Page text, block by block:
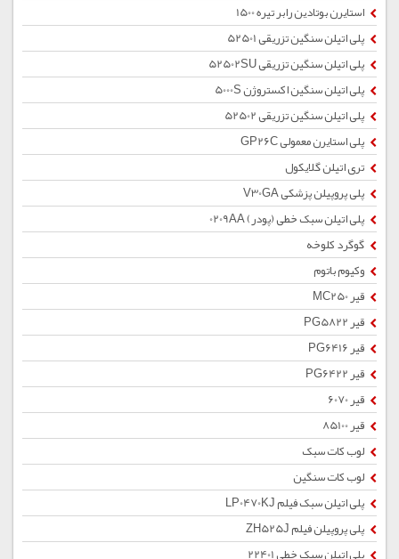
استایرن بوتادین رابر تیره 1500
پلی اتیلن سنگین تزریقی 52501
پلی اتیلن سنگین تزریقی 52502SU
پلی اتیلن سنگین اکستروژن 5000S
پلی اتیلن سنگین تزریقی 52502
پلی استایرن معمولی GP26C
تری اتیلن گلایکول
پلی پروپیلن پزشکی V30GA
پلی اتیلن سبک خطی (پودر) 0209AA
گوگرد کلوخه
وکیوم باتوم
قیر MC250
قیر PG5822
قیر PG6416
قیر PG6422
قیر 6070
قیر 85100
لوب کات سبک
لوب کات سنگین
پلی اتیلن سبک فیلم LP0470KJ
پلی پروپیلن فیلم ZH525J